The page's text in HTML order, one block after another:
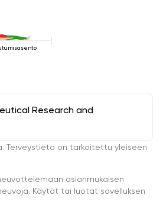
Research and
Terveystieto on tarkoitettu yleiseen
asianmukaisen
Käytät tai luotat sovelluksen